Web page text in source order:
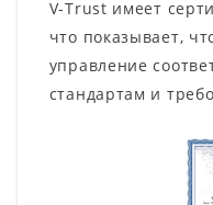
V-Trust имеет
что показывает,
управление
стандартам и